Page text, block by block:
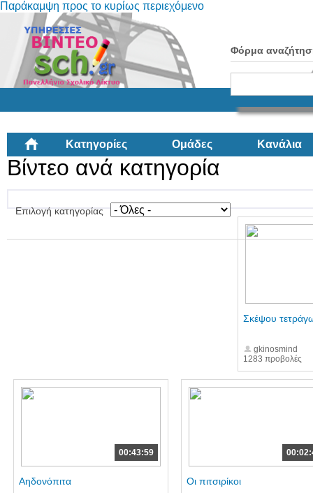
Παράκαμψη προς το κυρίως περιεχόμενο
Φόρμα
Κατηγορίες Ομάδες Κανάλια
Βίντεο ανά κατηγορία
Επιλογή κατηγορίας
1283 προβολές
Σκέψου
gkinosmind
00:43:59
Αηδονόπιτα Οι πιτσιρίκοι